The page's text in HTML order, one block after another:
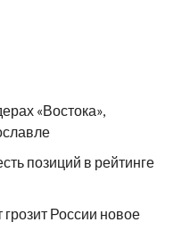
«Востока»,
позиций в рейтинге
России новое